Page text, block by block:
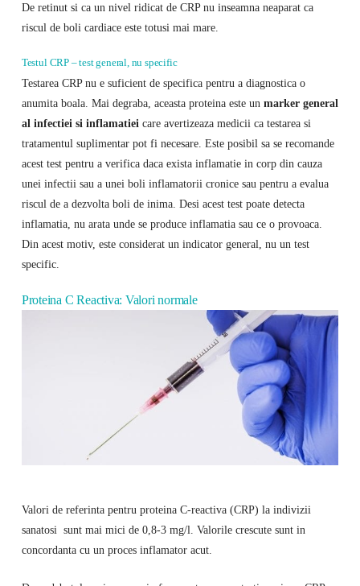
De retinut si ca un nivel ridicat de CRP nu inseamna neaparat ca
riscul de boli cardiace este totusi mai mare.
Testul CRP – test general, nu specific
Testarea CRP nu e suficient de specifica pentru a diagnostica o
anumita boala. Mai degraba, aceasta proteina este un marker general
al infectiei si inflamatieicare avertizeaza medicii ca testarea si
tratamentul suplimentar pot fi necesare. Este posibil sa se recomande
acest test pentru a verifica daca exista inflamatie in corp din cauza
unei infectii sau a unei boli inflamatorii cronice sau pentru a evalua
riscul de a dezvolta boli de inima. Desi acest test poate detecta
inflamatia, nu arata unde se produce inflamatia sau ce o provoaca.
Din acest motiv, este considerat un indicator general, nu un test
specific.
Proteina C Reactiva: Valori normale
Valori de referinta pentru proteina C-reactiva (CRP) la indivizii
sanatosi sunt mai mici de 0,8-3 mg/l. Valorile crescute sunt in
concordanta cu un proces inflamator acut.